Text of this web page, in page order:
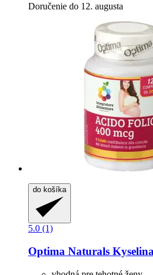
Doručenie do 12. augusta
do košíka
5.0 (1)
Optima Naturals